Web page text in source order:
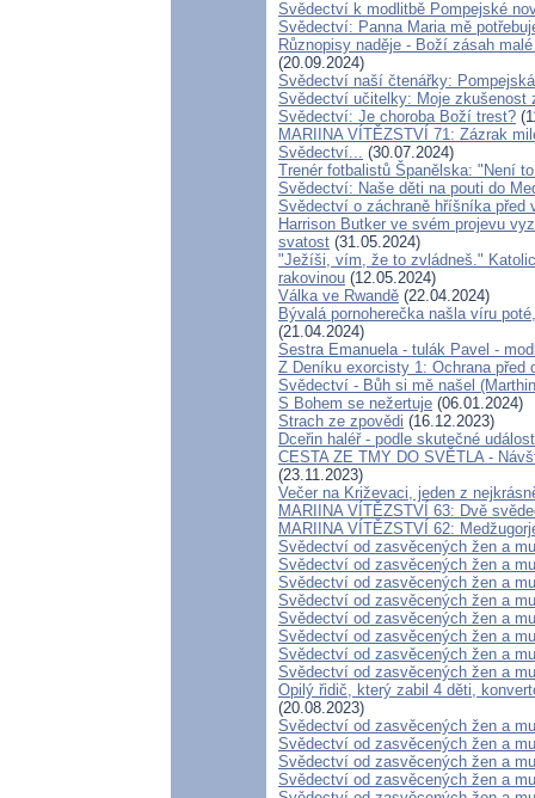
Svědectví k modlitbě Pompejské
Svědectví: Panna Maria mě
Různopisy naděje - Boží zásah
(20.09.2024)
Svědectví naší čtenářky:
Svědectví učitelky: Moje zkušenost
Svědectví: Je choroba Boží trest?
MARIINA VÍTĚZSTVÍ 71: Zázrak
Svědectví... (30.07.2024)
Trenér fotbalistů Španělska: "Není
Svědectví: Naše děti na pouti do
Svědectví o záchraně hříšníka před
Harrison Butker ve svém projevu
svatost (31.05.2024)
"Ježíši, vím, že to zvládneš."
rakovinou (12.05.2024)
Válka ve Rwandě (22.04.2024)
Bývalá pornoherečka našla víru
(21.04.2024)
Sestra Emanuela - tulák Pavel -
Z Deníku exorcisty 1: Ochrana před
Svědectví - Bůh si mě našel
S Bohem se nežertuje (06.01.2024)
Strach ze zpovědi (16.12.2023)
Dceřin haléř - podle skutečné
CESTA ZE TMY DO SVĚTLA -
(23.11.2023)
Večer na Križevaci, jeden z
MARIINA VÍTĚZSTVÍ 63: Dvě
MARIINA VÍTĚZSTVÍ 62:
Svědectví od zasvěcených žen a
Svědectví od zasvěcených žen a
Svědectví od zasvěcených žen a
Svědectví od zasvěcených žen a
Svědectví od zasvěcených žen a
Svědectví od zasvěcených žen a
Svědectví od zasvěcených žen a
Svědectví od zasvěcených žen a
Opilý řidič, který zabil 4 děti,
(20.08.2023)
Svědectví od zasvěcených žen a
Svědectví od zasvěcených žen a
Svědectví od zasvěcených žen a
Svědectví od zasvěcených žen a